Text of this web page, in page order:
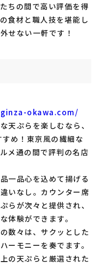
ちの間で高い評価を得
食材と職人技を堪能し
せない一軒です！
okawa.com/
天ぷらを楽しむなら、
すめ！東京風の繊細な
メ通の間で評判の名店
一品心を込めて揚げる
いなし。カウンター席
らが次々と提供され、
体験ができます。
数々は、サクッとした
ーモニーを奏でます。
の天ぷらと厳選された